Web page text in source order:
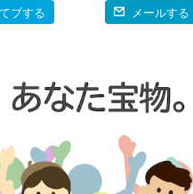
ブする メールする